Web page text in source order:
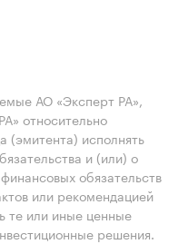
АО «Эксперт РА»,
относительно
(эмитента) исполнять
и (или) о
обязательств
или рекомендацией
те или иные ценные
решения.